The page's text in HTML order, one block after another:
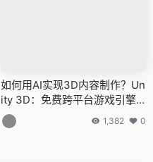
如何用AI实现3D内容制作？Un
ity 3D：免费跨平台游戏引擎
开发工具的新星
1,382 0